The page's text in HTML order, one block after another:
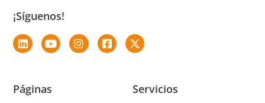
Servicios
Páginas
¡Síguenos!